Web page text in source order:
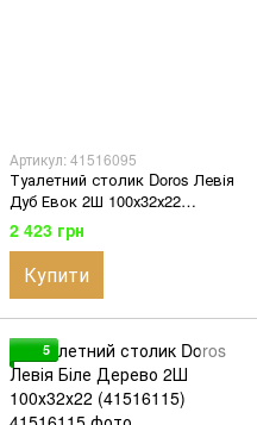
Артикул: 41516095
Туалетний столик Doros Левія
Дуб Евок 2Ш 100х32х22
(41516095)
2 423 грн
Купити
5